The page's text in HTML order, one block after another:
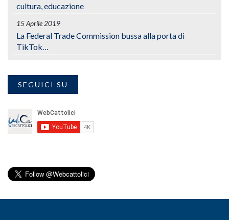
cultura, educazione
15 Aprile 2019
La Federal Trade Commission bussa alla porta di
TikTok…
SEGUICI SU